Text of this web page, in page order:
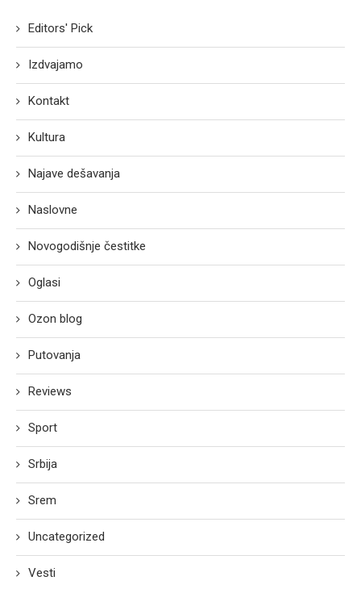
Editors' Pick
Izdvajamo
Kontakt
Kultura
Najave dešavanja
Naslovne
Novogodišnje čestitke
Oglasi
Ozon blog
Putovanja
Reviews
Sport
Srbija
Srem
Uncategorized
Vesti